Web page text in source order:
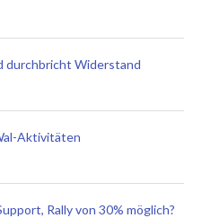
durchbricht Widerstand
Aktivitäten
Rally von 30% möglich?